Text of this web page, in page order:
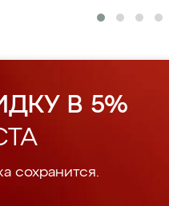
В 5%
сохранится.